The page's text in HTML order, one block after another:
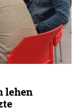
lehen